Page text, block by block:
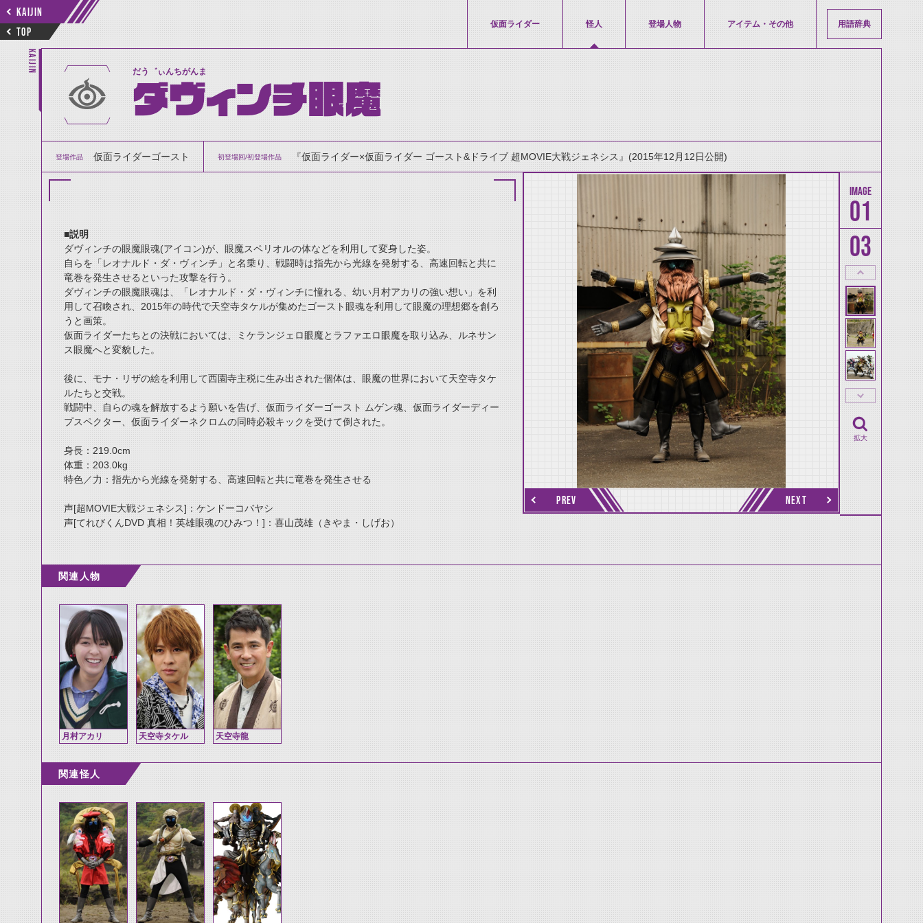
KAIJIN
TOP
仮面ライダー 怪人 登場人物 アイテム・その他 用語辞典
KAIJIN だう゛ぃんちがんま
ダヴィンチ眼魔
登場作品 仮面ライダーゴースト 初登場回/初登場作品 『仮面ライダー×仮面ライダー ゴースト&ドライブ 超MOVIE大戦ジェネシス』(2015年12月12日公開)
■説明
ダヴィンチの眼魔眼魂(アイコン)が、眼魔スペリオルの体などを利用して変身した姿。
自らを「レオナルド・ダ・ヴィンチ」と名乗り、戦闘時は指先から光線を発射する、高速回転と共に
竜巻を発生させるといった攻撃を行う。
ダヴィンチの眼魔眼魂は、「レオナルド・ダ・ヴィンチに憧れる、幼い月村アカリの強い想い」を利
用して召喚され、2015年の時代で天空寺タケルが集めたゴースト眼魂を利用して眼魔の理想郷を創ろ
うと画策。
仮面ライダーたちとの決戦においては、ミケランジェロ眼魔とラファエロ眼魔を取り込み、ルネサン
ス眼魔へと変貌した。
後に、モナ・リザの絵を利用して西園寺主税に生み出された個体は、眼魔の世界において天空寺タケ
ルたちと交戦。
戦闘中、自らの魂を解放するよう願いを告げ、仮面ライダーゴースト ムゲン魂、仮面ライダーディー
プスペクター、仮面ライダーネクロムの同時必殺キックを受けて倒された。
身長：219.0cm
体重：203.0kg
特色／力：指先から光線を発射する、高速回転と共に竜巻を発生させる
声[超MOVIE大戦ジェネシス]：ケンドーコバヤシ
声[てれびくんDVD 真相！英雄眼魂のひみつ！]：喜山茂雄（きやま・しげお）
PREV NEXT
01
03
拡大
関連人物
月村アカリ 天空寺タケル 天空寺龍
関連怪人